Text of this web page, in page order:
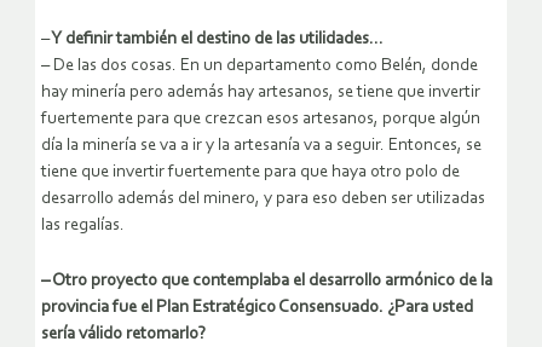
–Y definir también el destino de las utilidades…
– De las dos cosas. En un departamento como Belén, donde
hay minería pero además hay artesanos, se tiene que invertir
fuertemente para que crezcan esos artesanos, porque algún
día la minería se va a ir y la artesanía va a seguir. Entonces, se
tiene que invertir fuertemente para que haya otro polo de
desarrollo además del minero, y para eso deben ser utilizadas
las regalías.
– Otro proyecto que contemplaba el desarrollo armónico de la
provincia fue el Plan Estratégico Consensuado. ¿Para usted
sería válido retomarlo?